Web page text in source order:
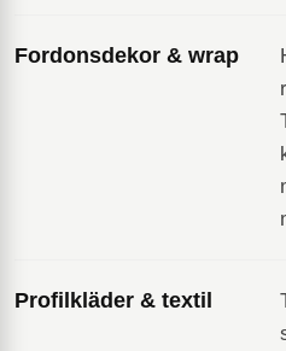
Fordonsdekor & wrap
Profilkläder & textil